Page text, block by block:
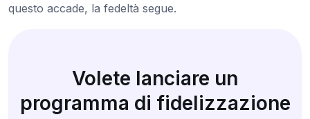
questo accade, la fedeltà segue.
Volete lanciare un
programma di fidelizzazione